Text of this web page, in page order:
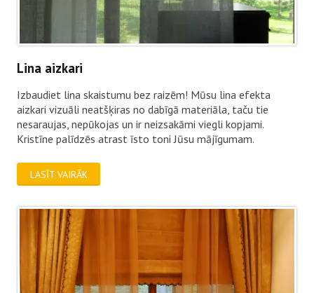
Lina aizkari
Izbaudiet lina skaistumu bez raizēm! Mūsu lina efekta
aizkari vizuāli neatšķiras no dabīgā materiāla, taču tie
nesaraujas, nepūkojas un ir neizsakāmi viegli kopjami.
Kristīne palīdzēs atrast īsto toni Jūsu mājīgumam.
LASĪT VAIRĀK